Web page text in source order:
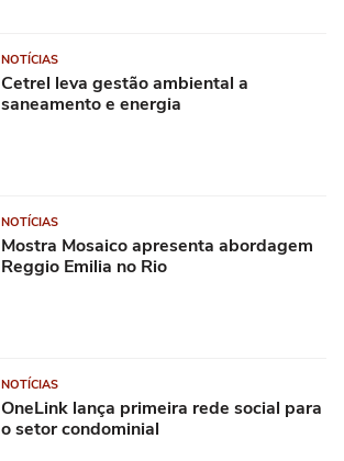
NOTÍCIAS
Cetrel leva gestão ambiental a
saneamento e energia
NOTÍCIAS
Mostra Mosaico apresenta abordagem
Reggio Emilia no Rio
NOTÍCIAS
OneLink lança primeira rede social para
o setor condominial